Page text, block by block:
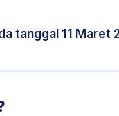
tanggal 11